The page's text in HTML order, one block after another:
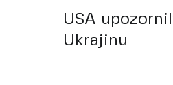
USA
Ukrajinu